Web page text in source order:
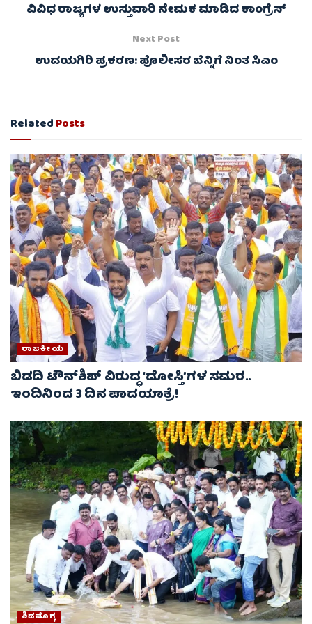
ವಿವಿಧ ರಾಜ್ಯಗಳ ಉಸ್ತುವಾರಿ ನೇಮಕ ಮಾಡಿದ ಕಾಂಗ್ರೆಸ್
Next Post
ಉದಯಗಿರಿ ಪ್ರಕರಣ: ಪೊಲೀಸರ ಬೆನ್ನಿಗೆ ನಿಂತ ಸಿಎಂ
RelatedPosts
ರಾಜಕೀಯ
ಬಿಡದಿ ಟೌನ್‌ಶಿಪ್ ವಿರುದ್ಧ ‘ದೋಸ್ತಿ’ಗಳ ಸಮರ..
ಇಂದಿನಿಂದ 3 ದಿನ ಪಾದಯಾತ್ರೆ!
ಶಿವಮೊಗ್ಗ